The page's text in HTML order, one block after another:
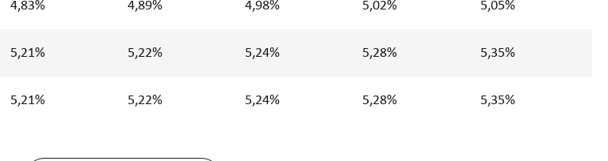
4,83% 4,89% 4,98% 5,02% 5,05%
5,21% 5,22% 5,24% 5,28% 5,35%
5,21% 5,22% 5,24% 5,28% 5,35%